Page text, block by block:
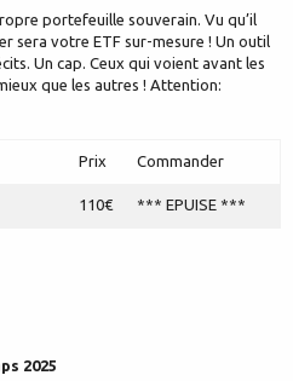
portefeuille souverain. Vu qu’il
sera votre ETF sur-mesure ! Un outil
Un cap. Ceux qui voient avant les
que les autres ! Attention:
Prix Commander
110€ *** EPUISE ***
2025